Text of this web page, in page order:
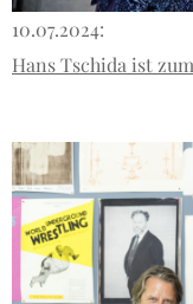
10.07.2024:
Hans Tschida ist